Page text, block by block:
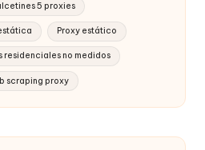
5 proxies
estática Proxy estático
residenciales no medidos
scraping proxy